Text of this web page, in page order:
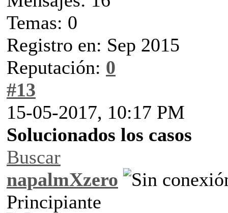
Temas: 0
Registro en: Sep 2015
Reputación: 0
#13
15-05-2017, 10:17 PM
Solucionados los casos
Buscar
napalmXzero
Principiante